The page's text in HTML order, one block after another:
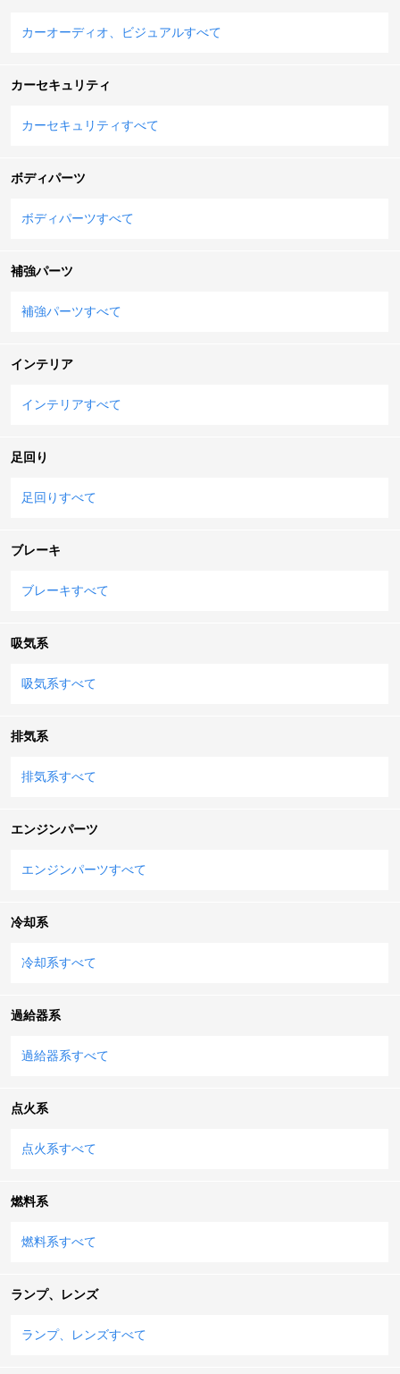
カーオーディオ、ビジュアルすべて
カーセキュリティ
カーセキュリティすべて
ボディパーツ
ボディパーツすべて
補強パーツ
補強パーツすべて
インテリア
インテリアすべて
足回り
足回りすべて
ブレーキ
ブレーキすべて
吸気系
吸気系すべて
排気系
排気系すべて
エンジンパーツ
エンジンパーツすべて
冷却系
冷却系すべて
過給器系
過給器系すべて
点火系
点火系すべて
燃料系
燃料系すべて
ランプ、レンズ
ランプ、レンズすべて